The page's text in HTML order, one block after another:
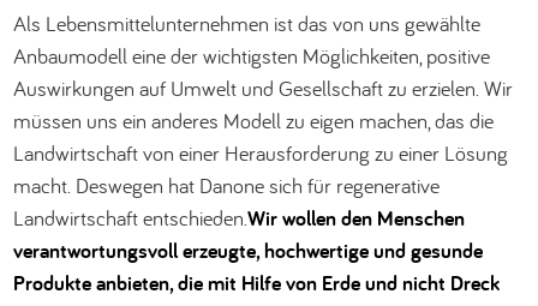
Als Lebensmittelunternehmen ist das von uns gewählte
Anbaumodell eine der wichtigsten Möglichkeiten, positive
Auswirkungen auf Umwelt und Gesellschaft zu erzielen. Wir
müssen uns ein anderes Modell zu eigen machen, das die
Landwirtschaft von einer Herausforderung zu einer Lösung
macht. Deswegen hat Danone sich für regenerative
Landwirtschaft entschieden.Wir wollen den Menschen
verantwortungsvoll erzeugte, hochwertige und gesunde
Produkte anbieten, die mit Hilfe von Erde und nicht Dreck